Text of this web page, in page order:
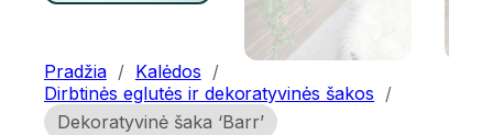
Pradžia / Kalėdos /
Dirbtinės eglutės ir dekoratyvinės šakos /
Dekoratyvinė šaka ‘Barr’